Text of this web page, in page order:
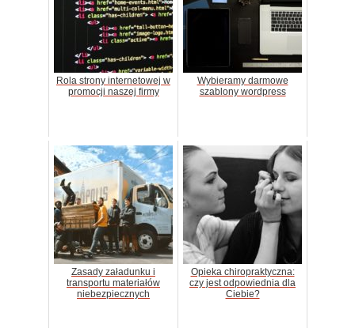
Rola strony internetowej w
promocji naszej firmy
Wybieramy darmowe
szablony wordpress
Zasady załadunku i
transportu materiałów
niebezpiecznych
Opieka chiropraktyczna:
czy jest odpowiednia dla
Ciebie?